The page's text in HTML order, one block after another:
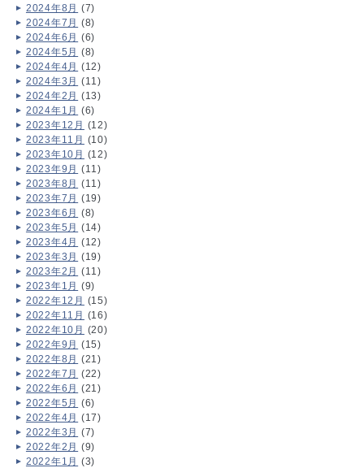
2024年8月 (7)
2024年7月 (8)
2024年6月 (6)
2024年5月 (8)
2024年4月 (12)
2024年3月 (11)
2024年2月 (13)
2024年1月 (6)
2023年12月 (12)
2023年11月 (10)
2023年10月 (12)
2023年9月 (11)
2023年8月 (11)
2023年7月 (19)
2023年6月 (8)
2023年5月 (14)
2023年4月 (12)
2023年3月 (19)
2023年2月 (11)
2023年1月 (9)
2022年12月 (15)
2022年11月 (16)
2022年10月 (20)
2022年9月 (15)
2022年8月 (21)
2022年7月 (22)
2022年6月 (21)
2022年5月 (6)
2022年4月 (17)
2022年3月 (7)
2022年2月 (9)
2022年1月 (3)